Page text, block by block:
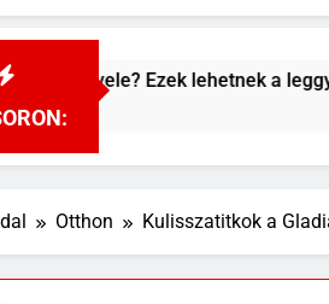
Ezek lehetnek a leggyakoribb okok
Otthon Kulisszatitkok a